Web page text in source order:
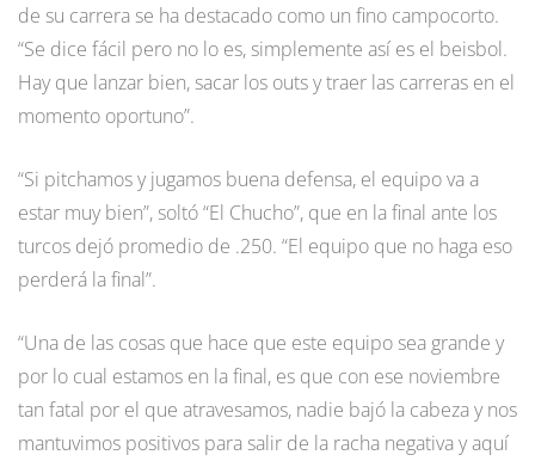
de su carrera se ha destacado como un fino campocorto.
“Se dice fácil pero no lo es, simplemente así es el beisbol.
Hay que lanzar bien, sacar los outs y traer las carreras en el
momento oportuno”.
“Si pitchamos y jugamos buena defensa, el equipo va a
estar muy bien”, soltó “El Chucho”, que en la final ante los
turcos dejó promedio de .250. “El equipo que no haga eso
perderá la final”.
“Una de las cosas que hace que este equipo sea grande y
por lo cual estamos en la final, es que con ese noviembre
tan fatal por el que atravesamos, nadie bajó la cabeza y nos
mantuvimos positivos para salir de la racha negativa y aquí